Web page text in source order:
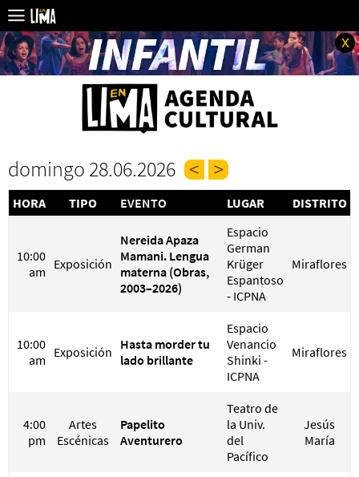
x
domingo 28.06.2026
HORA TIPO EVENTO LUGAR DISTRITO
10:00
am Exposición
Nereida Apaza
Mamani. Lengua
materna (Obras,
2003–2026)
Espacio
German
Krüger
Espantoso
- ICPNA
Miraflores
10:00
am Exposición Hasta morder tu
lado brillante
Espacio
Venancio
Shinki -
ICPNA
Miraflores
4:00
pm
Artes
Escénicas
Papelito
Aventurero
Teatro de
la Univ.
del
Pacífico
Jesús
María